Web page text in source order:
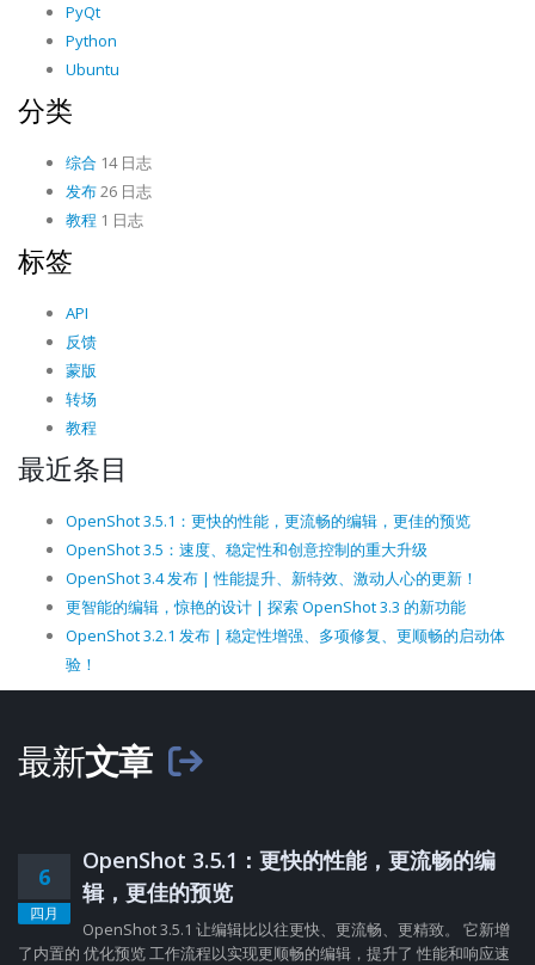
PyQt
Python
Ubuntu
分类
综合 14 日志
发布26 日志
教程 1 日志
标签
API
反馈
蒙版
转场
教程
最近条目
OpenShot 3.5.1：更快的性能，更流畅的编辑，更佳的预览
OpenShot 3.5：速度、稳定性和创意控制的重大升级
OpenShot 3.4 发布 | 性能提升、新特效、激动人心的更新！
更智能的编辑，惊艳的设计 | 探索 OpenShot 3.3 的新功能
OpenShot 3.2.1 发布 | 稳定性增强、多项修复、更顺畅的启动体
验！
最新文章
6
四月
OpenShot 3.5.1：更快的性能，更流畅的编
辑，更佳的预览
OpenShot 3.5.1 让编辑比以往更快、更流畅、更精致。 它新增
了内置的 优化预览 工作流程以实现更顺畅的编辑，提升了 性能和响应速